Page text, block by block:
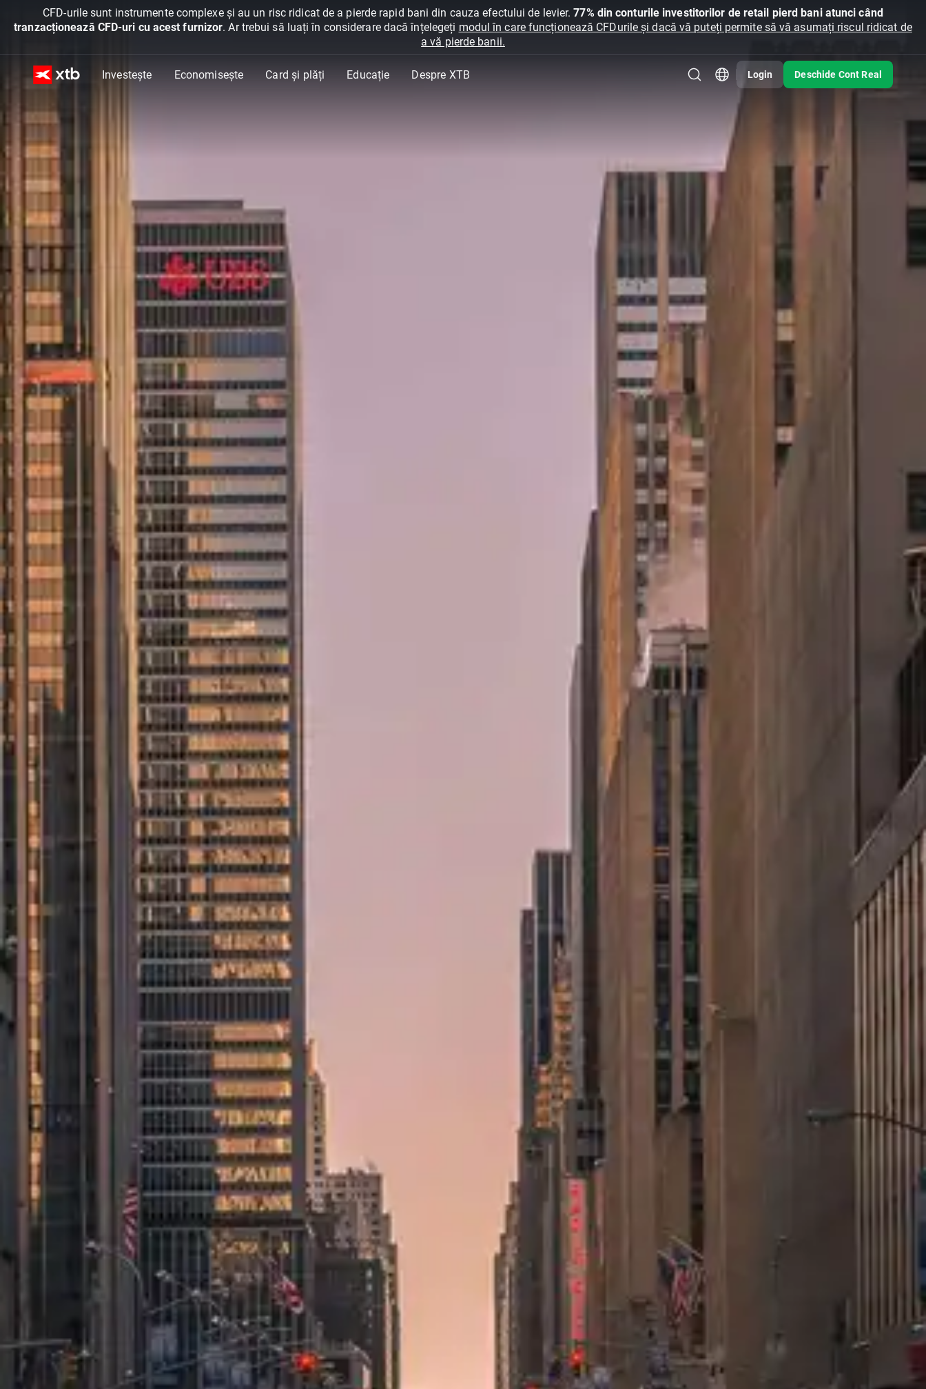
CFD-urile sunt instrumente complexe și au un risc ridicat de a pierde rapid bani din cauza efectului de levier.77% din conturile investitorilor de retail pierd bani atunci când
tranzacționează CFD-uri cu acest furnizor. Ar trebui să luați în considerare dacă înțelegeți modul în care funcționează CFDurile și dacă vă puteți permite să vă asumați riscul ridicat de
a vă pierde banii.
Investește Economisește Card și plăți Educație Despre XTB Login Deschide Cont Real